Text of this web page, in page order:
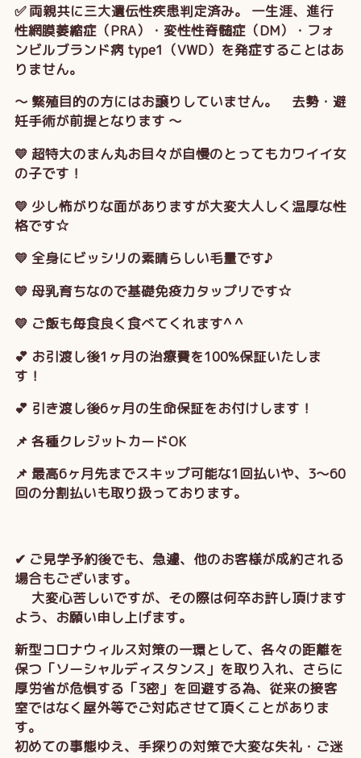
✅ 両親共に三大遺伝性疾患判定済み。 一生涯、進行
性網膜萎縮症（PRA）・変性性脊髄症（DM）・フォ
ンビルブランド病 type1（VWD）を発症することはあ
りません。
～ 繁殖目的の方にはお譲りしていません。 去勢・避
妊手術が前提となります ～
💛 超特大のまん丸お目々が自慢のとってもカワイイ女
の子です！
💛 少し怖がりな面がありますが大変大人しく温厚な性
格です☆
💛 全身にビッシリの素晴らしい毛量です♪
💛 母乳育ちなので基礎免疫力タップリです☆
💛 ご飯も毎食良く食べてくれます^ ^
💕 お引渡し後1ヶ月の治療費を100%保証いたしま
す！
💕 引き渡し後6ヶ月の生命保証をお付けします！
📌 各種クレジットカードOK
📌 最高6ヶ月先までスキップ可能な1回払いや、3～60
回の分割払いも取り扱っております。
✔ ご見学予約後でも、急遽、他のお客様が成約される
場合もございます。
大変心苦しいですが、その際は何卒お許し頂けます
よう、お願い申し上げます。
新型コロナウィルス対策の一環として、各々の距離を
保つ「ソーシャルディスタンス」を取り入れ、さらに
厚労省が危惧する「3密」を回避する為、従来の接客
室ではなく屋外等でご対応させて頂くことがありま
す。
初めての事態ゆえ、手探りの対策で大変な失礼・ご迷